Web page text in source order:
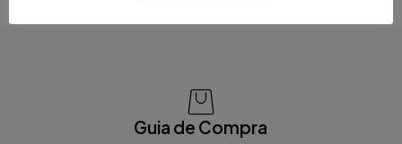
Guia de Compra